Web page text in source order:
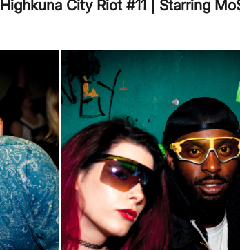
Highkuna City Riot #11 | Starring